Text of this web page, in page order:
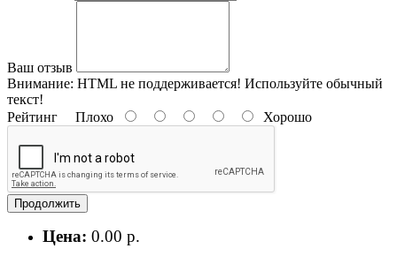
Ваш отзыв
Внимание: HTML не поддерживается! Используйте обычный
текст!
Рейтинг Плохо Хорошо
Продолжить
Цена: 0.00 р.